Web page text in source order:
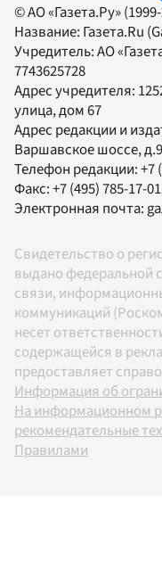
© АО «Газета.Ру»
Название: Газета.Ru
Учредитель:АО
7743625728
Адрес учредителя:
улица, дом 67
Адрес редакции и
Варшавское шоссе,
Телефон редакции:+7
Факс:+7 (495) 785-17-01
Электронная почта:
Свидетельство о
выдано федеральной
связи,
коммуникаций
несет
содержащейся в
предоставляет
Информация об
На информационном
рекомендательные
Правилами